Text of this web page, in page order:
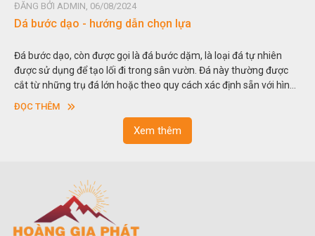
BỞI ADMIN, 06/08/2024
bước dạo - hướng dẫn chọn lựa
dạo, còn được gọi là đá bước dặm, là loại đá tự nhiên
sử dụng để tạo lối đi trong sân vườn. Đá này thường được
những trụ đá lớn hoặc theo quy cách xác định sẵn với hình
hoặc hình chữ nhật và có độ dày khác nhau.
THÊM
thu
trong
Xem thêm